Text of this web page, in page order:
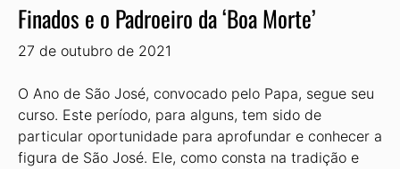
Finados e o Padroeiro da ‘Boa Morte’
27 de outubro de 2021
O Ano de São José, convocado pelo Papa, segue seu
curso. Este período, para alguns, tem sido de
particular oportunidade para aprofundar e conhecer a
figura de São José. Ele, como consta na tradição e